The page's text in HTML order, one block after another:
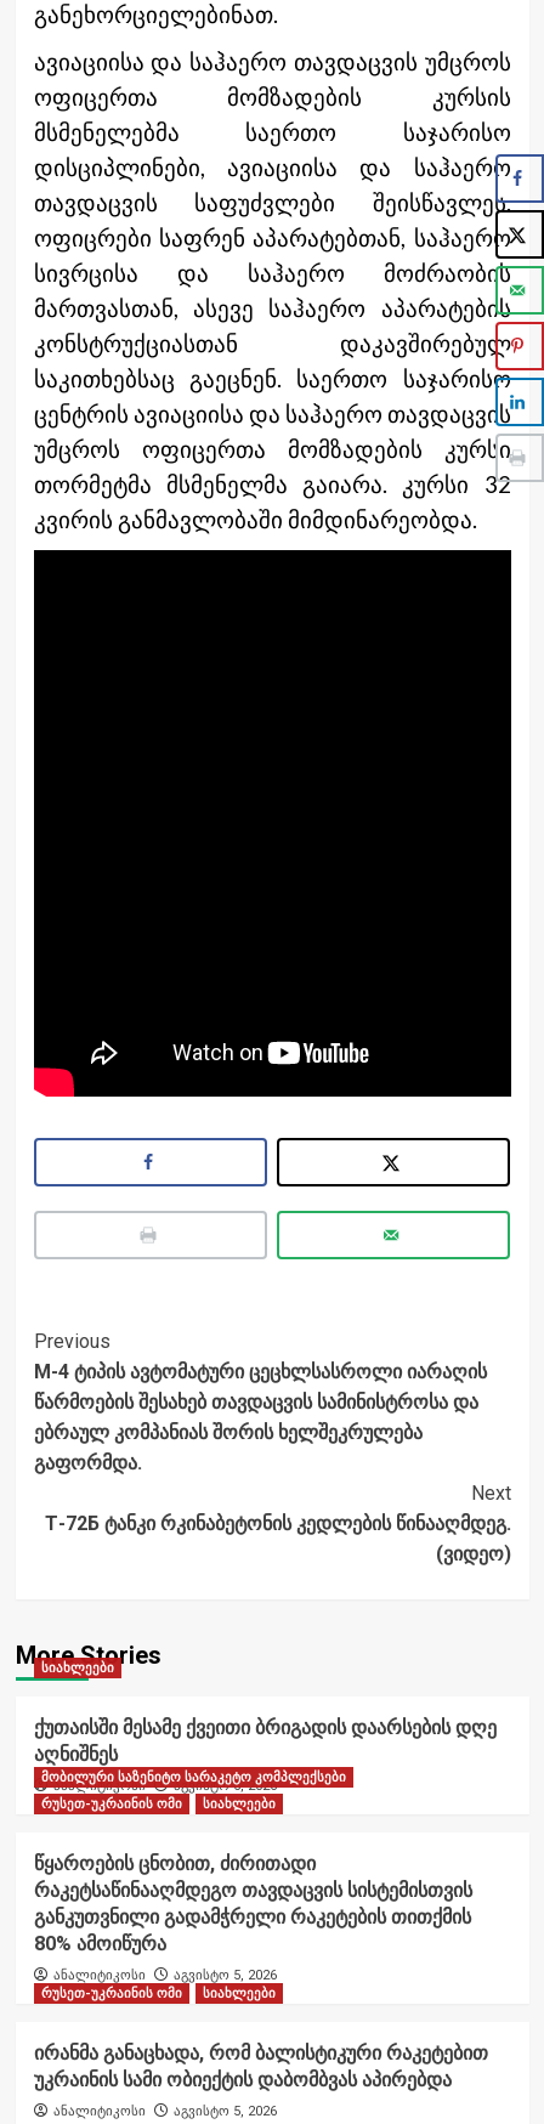
განეხორციელებინათ.
ავიაციისა და საჰაერო თავდაცვის უმცროს
ოფიცერთა მომზადების კურსის
მსმენელებმა საერთო საჯარისო
დისციპლინები, ავიაციისა და საჰაერო
თავდაცვის საფუძვლები შეისწავლეს.
ოფიცრები საფრენ აპარატებთან, საჰაერო
სივრცისა და საჰაერო მოძრაობის
მართვასთან, ასევე საჰაერო აპარატების
კონსტრუქციასთან დაკავშირებულ
საკითხებსაც გაეცნენ. საერთო საჯარისო
ცენტრის ავიაციისა და საჰაერო თავდაცვის
უმცროს ოფიცერთა მომზადების კურსი
თორმეტმა მსმენელმა გაიარა. კურსი 32
კვირის განმავლობაში მიმდინარეობდა.
Post
Navigation
Previous
M-4 ტიპის ავტომატური ცეცხლსასროლი იარაღის
წარმოების შესახებ თავდაცვის სამინისტროსა და
ებრაულ კომპანიას შორის ხელშეკრულება
გაფორმდა.
Next
Т-72Б ტანკი რკინაბეტონის კედლების წინააღმდეგ.
(ვიდეო)
More Stories
სიახლეები
ქუთაისში მესამე ქვეითი ბრიგადის დაარსების დღე
აღნიშნეს
ანალიტიკოსი აგვისტო 6, 2026
მობილური საზენიტო სარაკეტო კომპლექსები
რუსეთ-უკრაინის ომი
სიახლეები
წყაროების ცნობით, ძირითადი
რაკეტსაწინააღმდეგო თავდაცვის სისტემისთვის
განკუთვნილი გადამჭრელი რაკეტების თითქმის
80% ამოიწურა
ანალიტიკოსი
აგვისტო 5, 2026
რუსეთ-უკრაინის ომი
სიახლეები
ირანმა განაცხადა, რომ ბალისტიკური რაკეტებით
უკრაინის სამი ობიექტის დაბომბვას აპირებდა
ანალიტიკოსი აგვისტო 5, 2026